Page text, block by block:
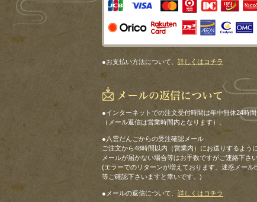
●お支払い方法について、 詳しくはコチラ
●インターネットでの注文受付時間は年中無休24時間
（メール返信は営業時間内となります）。
●八雲だんごからの受注確認メール
ご注文から48時間以内（営業内）にお送りするよう
メールが届かない場合等はお手数ですがご連絡下さい
(エラーでのリターンが増えております。迷惑メール
等ご確認下さいますと幸いです。)
●メールの返信について、 詳しくはコチラ